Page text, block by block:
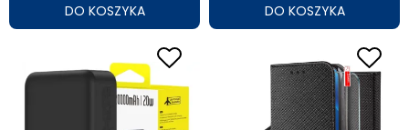
DO KOSZYKA DO KOSZYKA